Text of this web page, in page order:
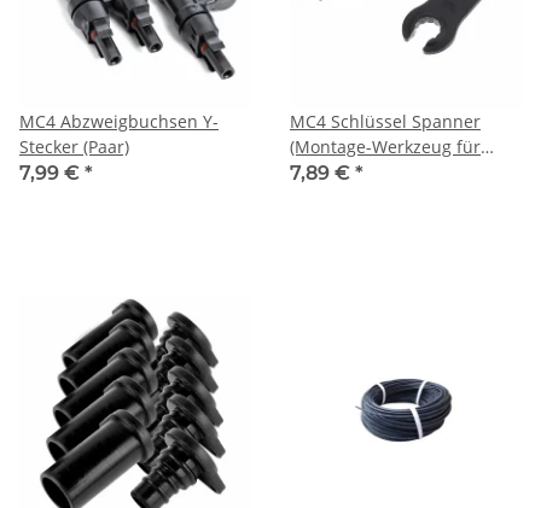
MC4 Abzweigbuchsen Y-
Stecker (Paar)
7,99 € *
MC4 Schlüssel Spanner
(Montage-Werkzeug für
MC4-Stecker)
7,89 € *